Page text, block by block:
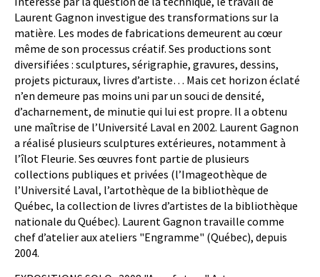
Laurent Gagnon investigue des transformations sur la
matière. Les modes de fabrications demeurent au cœur
même de son processus créatif. Ses productions sont
diversifiées : sculptures, sérigraphie, gravures, dessins,
projets picturaux, livres d’artiste… Mais cet horizon éclaté
n’en demeure pas moins uni par un souci de densité,
d’acharnement, de minutie qui lui est propre. Il a obtenu
une maîtrise de l’Université Laval en 2002. Laurent Gagnon
a réalisé plusieurs sculptures extérieures, notamment à
l’îlot Fleurie. Ses œuvres font partie de plusieurs
collections publiques et privées (l’Imageothèque de
l’Université Laval, l’artothèque de la bibliothèque de
Québec, la collection de livres d’artistes de la bibliothèque
nationale du Québec). Laurent Gagnon travaille comme
chef d’atelier aux ateliers "Engramme" (Québec), depuis
2004.